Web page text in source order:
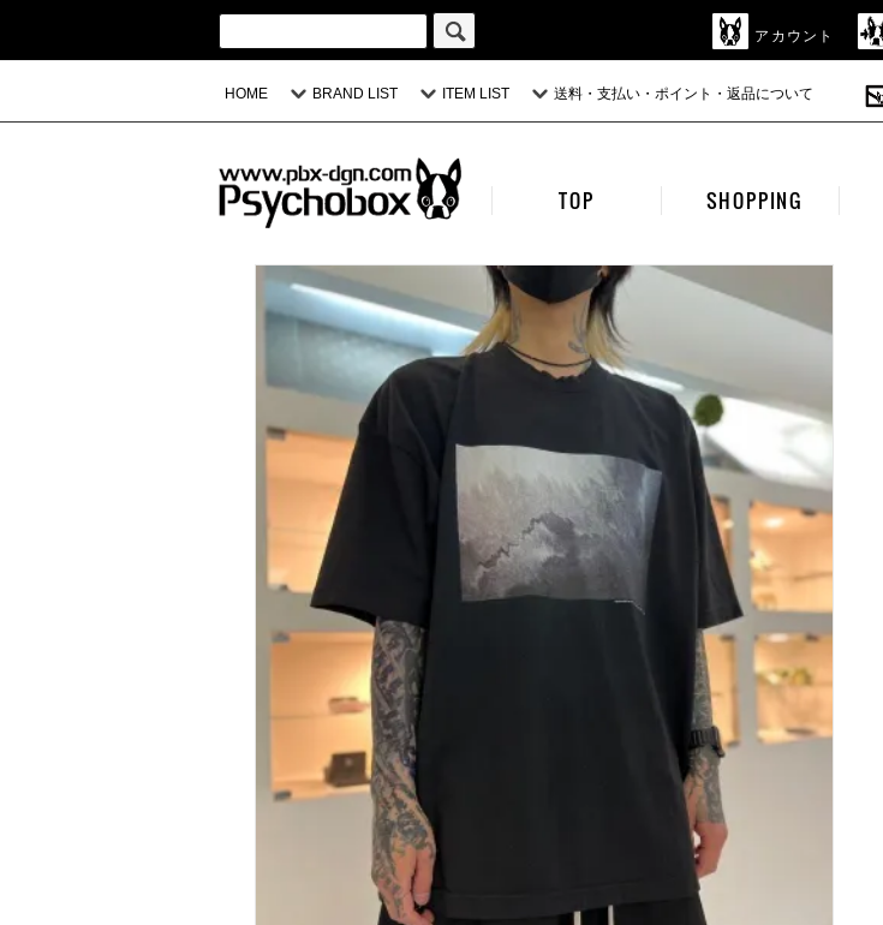
アカウント
HOME BRAND LIST ITEM LIST 送料・支払い・ポイント・返品について
TOP SHOPPING